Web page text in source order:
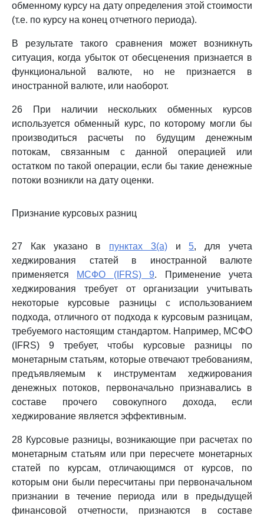
обменному курсу на дату определения этой стоимости
(т.е. по курсу на конец отчетного периода).
В результате такого сравнения может возникнуть
ситуация, когда убыток от обесценения признается в
функциональной валюте, но не признается в
иностранной валюте, или наоборот.
26 При наличии нескольких обменных курсов
используется обменный курс, по которому могли бы
производиться расчеты по будущим денежным
потокам, связанным с данной операцией или
остатком по такой операции, если бы такие денежные
потоки возникли на дату оценки.
Признание курсовых разниц
27 Как указано в пунктах 3(a)и 5, для учета
хеджирования статей в иностранной валюте
применяется МСФО (IFRS) 9. Применение учета
хеджирования требует от организации учитывать
некоторые курсовые разницы с использованием
подхода, отличного от подхода к курсовым разницам,
требуемого настоящим стандартом. Например, МСФО
(IFRS) 9 требует, чтобы курсовые разницы по
монетарным статьям, которые отвечают требованиям,
предъявляемым к инструментам хеджирования
денежных потоков, первоначально признавались в
составе прочего совокупного дохода, если
хеджирование является эффективным.
28 Курсовые разницы, возникающие при расчетах по
монетарным статьям или при пересчете монетарных
статей по курсам, отличающимся от курсов, по
которым они были пересчитаны при первоначальном
признании в течение периода или в предыдущей
финансовой отчетности, признаются в составе